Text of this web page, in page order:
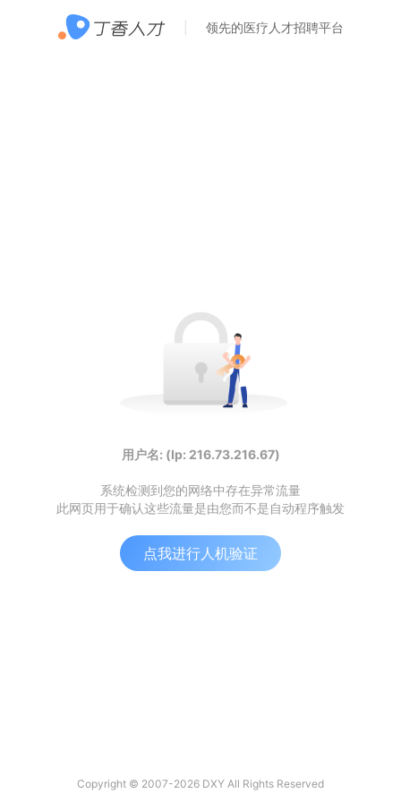
领先的医疗人才招聘平台
用户名: (Ip: 216.73.216.67)
系统检测到您的网络中存在异常流量
此网页用于确认这些流量是由您而不是自动程序触发
点我进行人机验证
Copyright © 2007-2026 DXY All Rights Reserved